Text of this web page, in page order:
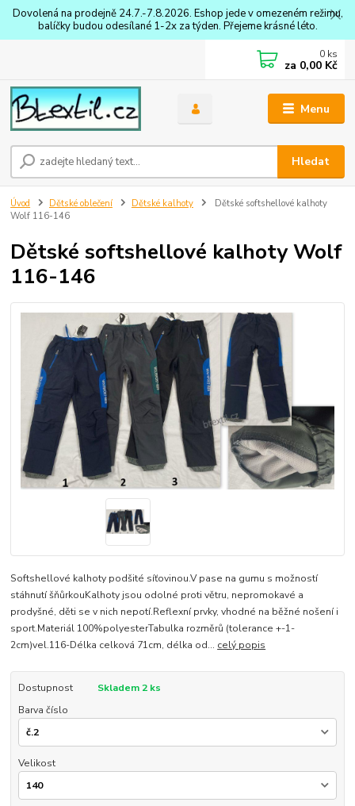
Dovolená na prodejně 24.7.-7.8.2026. Eshop jede v omezeném režimu,
balíčky budou odesílané 1-2x za týden. Přejeme krásné léto.
Menu
Hledat
0 ks
za 0,00 Kč
Úvod Dětské oblečení Dětské kalhoty
Dětské softshellové kalhoty
Wolf 116-146
Dětské softshellové kalhoty Wolf
116-146
Softshellové kalhoty podšité síťovinou.V pase na gumu s možností
stáhnutí šňůrkouKalhoty jsou odolné proti větru, nepromokavé a
prodyšné, děti se v nich nepotí.Reflexní prvky, vhodné na běžné nošení i
sport.Materiál 100%polyesterTabulka rozměrů (tolerance +-1-
2cm)vel.116-Délka celková 71cm, délka od... celý popis
Dostupnost
Skladem 2 ks
Barva číslo
Velikost